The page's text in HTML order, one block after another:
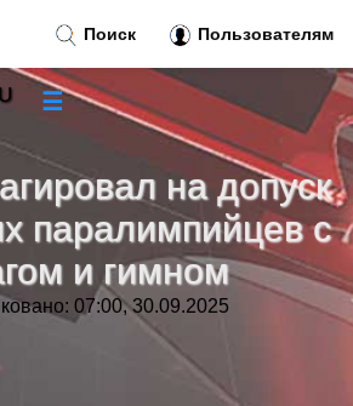
на допуск
паралимпийцев с
и гимном
07:00, 30.09.2025
Поиск Пользователям
☰
»